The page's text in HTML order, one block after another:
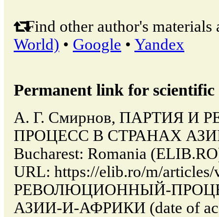
Find other author's materials
World) • Google • Yandex
Permanent link for
А. Г. Смирнов, ПАРТИЯ
ПРОЦЕСС В СТРАНАХ
Bucharest: Romania
URL: https://elib.ro/m/
РЕВОЛЮЦИОННЫЙ-
АЗИИ-И-АФРИКИ (date of